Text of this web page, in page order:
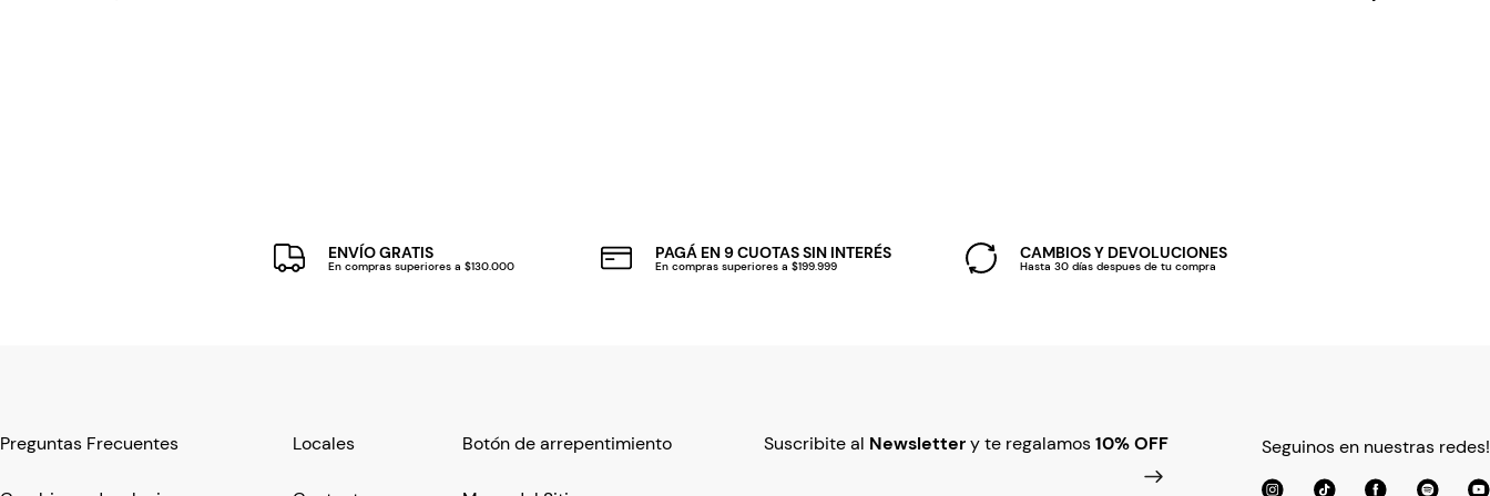
ENVÍO GRATIS
En compras superiores a $130.000
PAGÁ EN 9 CUOTAS SIN INTERÉS
En compras superiores a $199.999
CAMBIOS Y DEVOLUCIONES
Hasta 30 días despues de tu compra
Preguntas Frecuentes Locales Botón de arrepentimiento Suscribite al Newslettery te regalamos10% OFF Seguinos en nuestras redes!